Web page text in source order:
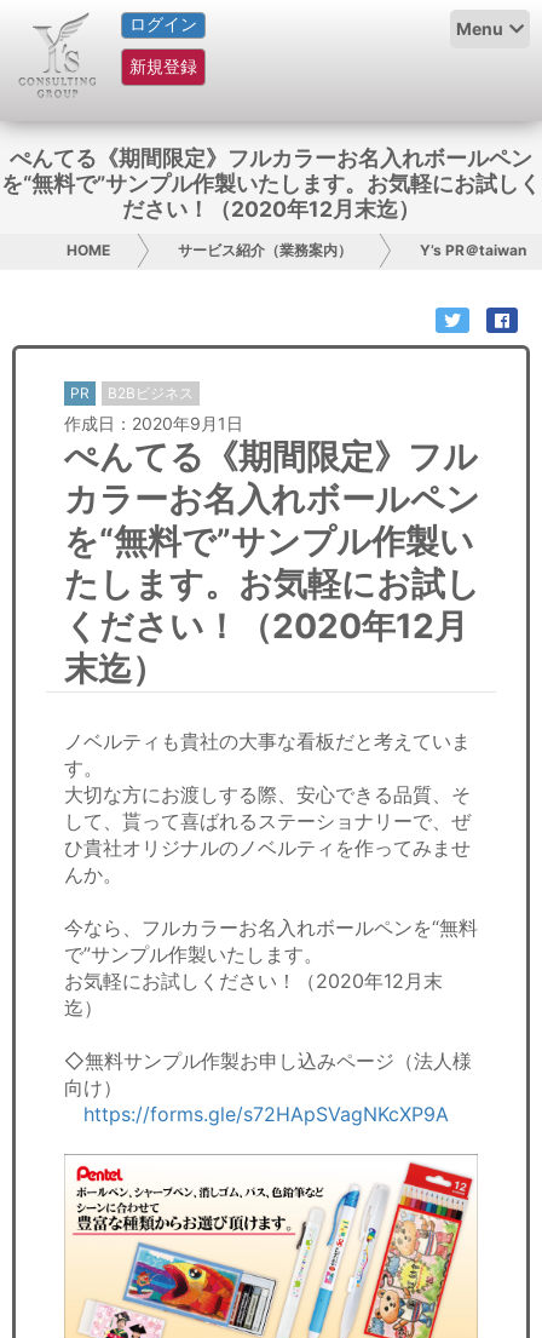
ログイン
新規登録
Menu
HOME
サービス紹介
グループ概要
採用情報
コンサルティング
リサーチ
セミナー
経済ニュース
労務顧問
飲食店情報
ぺんてる《期間限定》フルカラーお名入れボールペン
を“無料で”サンプル作製いたします。お気軽にお試しく
ださい！（2020年12月末迄）
HOME サービス紹介（業務案内） Y’s PR＠taiwan
PR B2Bビジネス
作成日：2020年9月1日
ぺんてる《期間限定》フル
カラーお名入れボールペン
を“無料で”サンプル作製い
たします。お気軽にお試し
ください！（2020年12月
末迄）
ノベルティも貴社の大事な看板だと考えていま
す。
大切な方にお渡しする際、安心できる品質、そ
して、貰って喜ばれるステーショナリーで、ぜ
ひ貴社オリジナルのノベルティを作ってみませ
んか。
今なら、フルカラーお名入れボールペンを“無料
で”サンプル作製いたします。
お気軽にお試しください！（2020年12月末
迄）
◇無料サンプル作製お申し込みページ（法人様
向け）
https://forms.gle/s72HApSVagNKcXP9A